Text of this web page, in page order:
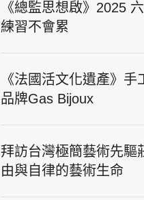
《總監思想啟》2025
練習不會累
《法國活文化遺產》手
品牌Gas Bijoux
拜訪台灣極簡藝術先驅
由與自律的藝術生命